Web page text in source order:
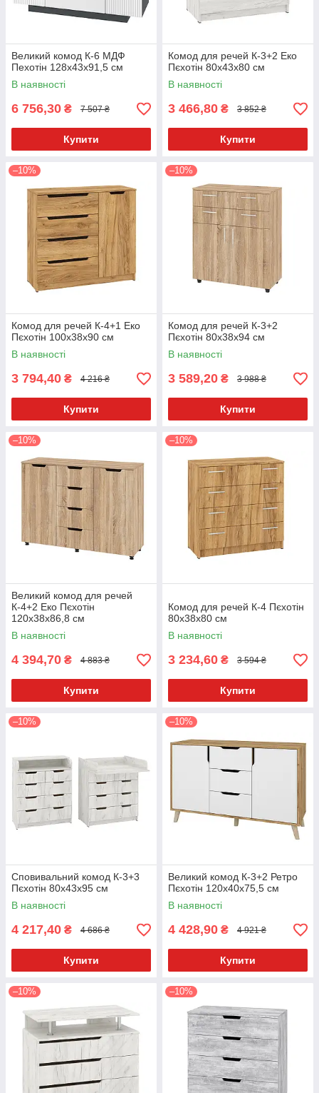
Великий комод К-6 МДФ
Пехотін 128х43х91,5 см
В наявності
6 756,30 ₴ 7 507 ₴
Купити
Комод для речей К-3+2 Еко
Пєхотін 80х43х80 см
В наявності
3 466,80 ₴ 3 852 ₴
Купити
–10%
Комод для речей К-4+1 Еко
Пєхотін 100х38х90 см
В наявності
3 794,40 ₴ 4 216 ₴
Купити
–10%
Комод для речей К-3+2
Пєхотін 80х38х94 см
В наявності
3 589,20 ₴ 3 988 ₴
Купити
–10%
Великий комод для речей
К-4+2 Еко Пєхотін
120х38х86,8 см
В наявності
4 394,70 ₴ 4 883 ₴
Купити
–10%
Комод для речей К-4 Пєхотін
80х38х80 см
В наявності
3 234,60 ₴ 3 594 ₴
Купити
–10%
Сповивальний комод К-3+3
Пєхотін 80х43х95 см
В наявності
4 217,40 ₴ 4 686 ₴
Купити
–10%
Великий комод К-3+2 Ретро
Пєхотін 120х40х75,5 см
В наявності
4 428,90 ₴ 4 921 ₴
Купити
–10% –10%